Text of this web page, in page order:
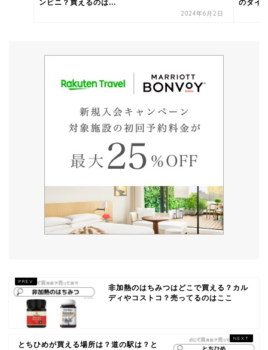
ンビニ？買えるのは...
2024年6月2日
のダイ
非加熱のはちみつはどこで買える？カル
ディやコストコ？売ってるのはここ
とちひめが買える場所は？道の駅は？と